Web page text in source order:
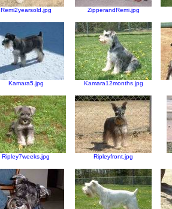
Remi2yearsold.jpg ZipperandRemi.jpg
Kamara5.jpg Kamara12months.jpg
Ripley7weeks.jpg Ripleyfront.jpg